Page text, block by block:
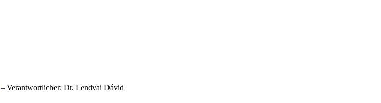
– Verantwortlicher: Dr. Lendvai Dávid